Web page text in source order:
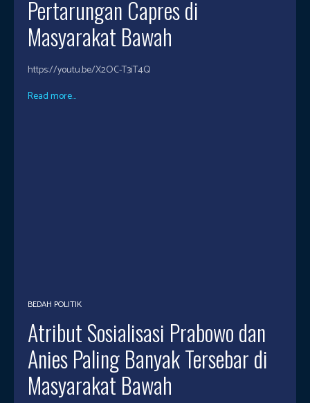
Pertarungan Capres di
Masyarakat Bawah
https://youtu.be/X2OC-T3iT4Q
Read more...
BEDAH POLITIK
Atribut Sosialisasi Prabowo dan
Anies Paling Banyak Tersebar di
Masyarakat Bawah